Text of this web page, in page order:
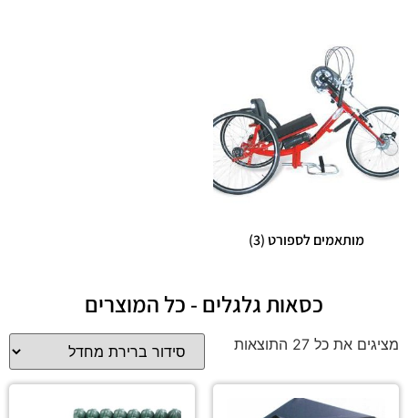
מותאמים לספורט(3)
כסאות גלגלים - כל המוצרים
מציגים את כל ⁦27⁩ התוצאות